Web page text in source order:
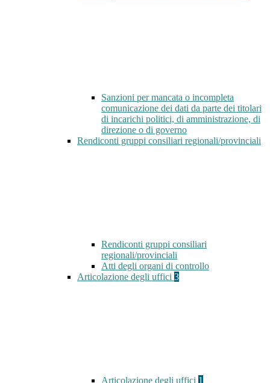
Sanzioni per mancata o incompleta
comunicazione dei dati da parte dei titolari
di incarichi politici, di amministrazione, di
direzione o di governo
Rendiconti gruppi consiliari regionali/provinciali
Rendiconti gruppi consiliari
regionali/provinciali
Atti degli organi di controllo
Articolazione degli uffici 3
Articolazione degli uffici 1